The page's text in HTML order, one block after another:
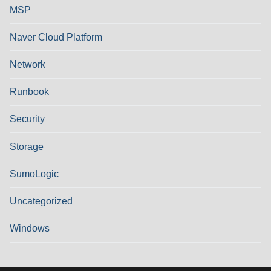
MSP
Naver Cloud Platform
Network
Runbook
Security
Storage
SumoLogic
Uncategorized
Windows